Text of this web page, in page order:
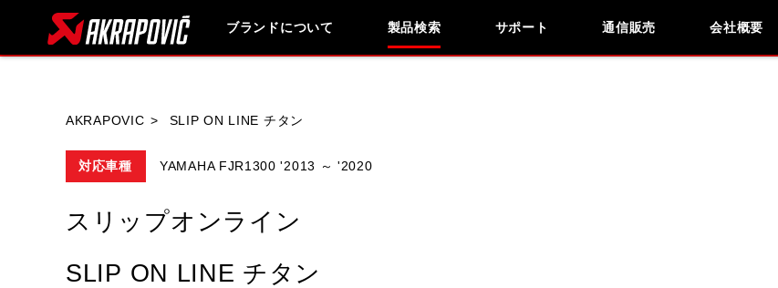
ブランドについて 製品検索 サポート
お問い合わせ
よくあるご質問
通信販売 会社概要
会社概要
採用情報
AKRAPOVIC SLIP ON LINE チタン
対応車種 YAMAHA FJR1300 '2013 ～ '2020
スリップオンライン
SLIP ON LINE チタン